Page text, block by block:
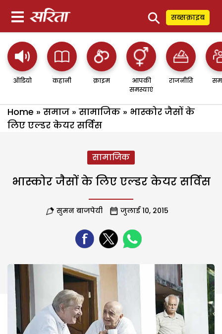
⚲ सब्सक्राइब
ऑडियो कहानी क्राइम
आपकी
समस्याएं
राजनीति
Home » समाज » सामाजिक » भास्कोर जैसों के
लिए एल्डर केयर सर्विस
सामाजिक
भास्कोर जैसों के लिए एल्डर केयर सर्विस
सुमन बाजपेयी जुलाई 10, 2015